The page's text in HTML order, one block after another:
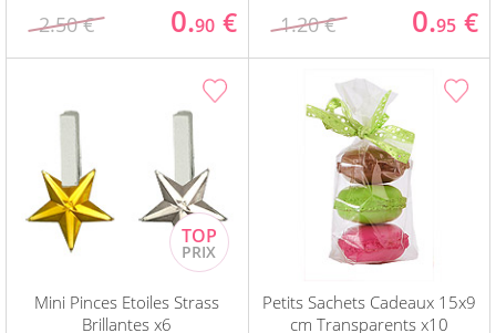
2.50 € 0.90 € 1.20 € 0.95 €
Mini Pinces Etoiles Strass
Brillantes x6
Petits Sachets Cadeaux 15x9
cm Transparents x10